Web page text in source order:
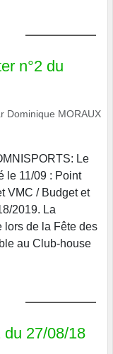
n°2 du
Dominique MORAUX
Le
le 11/09 : Point
VMC / Budget et
2019. La
lors de la Fête des
au Club-house
du 27/08/18